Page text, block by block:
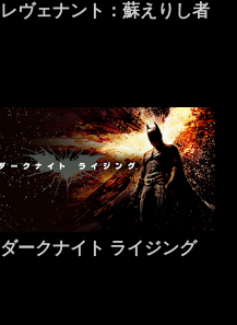
レヴェナント：蘇えりし者
ダークナイト ライジング